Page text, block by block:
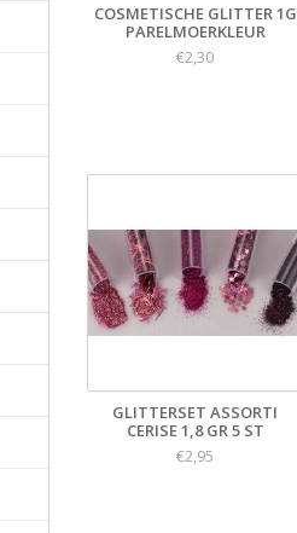
COSMETISCHE GLITTER 1G
PARELMOERKLEUR
€2,30
GLITTERSET ASSORTI
CERISE 1,8 GR 5 ST
€2,95